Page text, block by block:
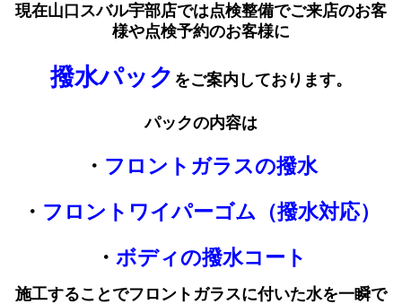
現在山口スバル宇部店では点検整備でご来店のお客
様や点検予約のお客様に
撥水パック をご案内しております。
パックの内容は
・ フロントガラスの撥水
・ フロントワイパーゴム（撥水対応）
・ ボディの撥水コート
施工することでフロントガラスに付いた水を一瞬で